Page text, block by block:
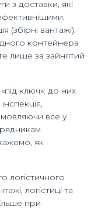
з доставки, які
(збірні вантажі).
контейнера
лише за зайнятий
ключ»: до них
все у
як
логістичного
логістиці та
при